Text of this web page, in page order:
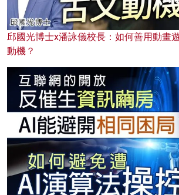
邱國光博士x潘詠儀校長：如何善用動畫
動機？